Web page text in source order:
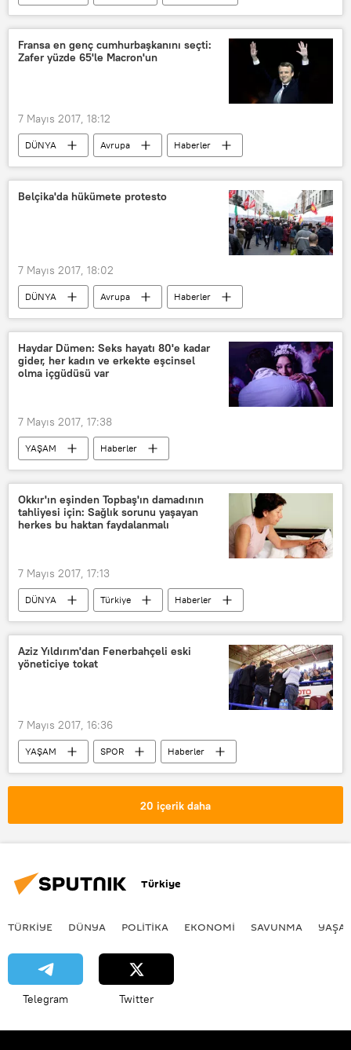
Fransa
Emmanuel Macron
Fransa en genç cumhurbaşkanını seçti:
Zafer yüzde 65'le Macron'un
7 Mayıs 2017, 18:12
DÜNYA Avrupa
Haberler
POLİTİKA
Fransa
Marine Le Pen
Emmanuel Macron
Belçika'da hükümete protesto
7 Mayıs 2017, 18:02
DÜNYA Avrupa
Haberler
POLİTİKA
Belçika Brüksel
Haydar Dümen: Seks hayatı 80'e kadar
gider, her kadın ve erkekte eşcinsel
olma içgüdüsü var
7 Mayıs 2017, 17:38
YAŞAM
Haberler
Haydar Dümen
Seks
Okkır'ın eşinden Topbaş'ın damadının
tahliyesi için: Sağlık sorunu yaşayan
herkes bu haktan faydalanmalı
7 Mayıs 2017, 17:13
DÜNYA Türkiye
Haberler
Sabriye Okkır
Kuddusi Okkır
Kadir Topbaş
Ömer Faruk Kavurmacı
Aziz Yıldırım'dan Fenerbahçeli eski
yöneticiye tokat
7 Mayıs 2017, 16:36
YAŞAM SPOR
Haberler
Aziz Yıldırım
Işık Eyigüngör
20 içerik daha
Türkiye
TÜRKIYE DÜNYA POLİTİKA EKONOMİ SAVUNMA
Telegram Twitter